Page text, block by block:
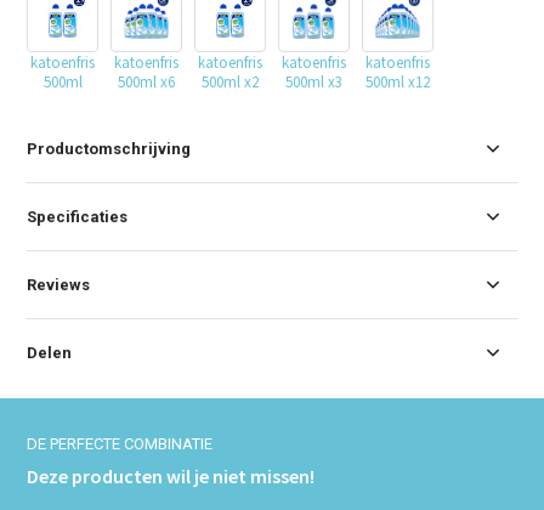
katoenfris
500ml
katoenfris
500ml x6
katoenfris
500ml x2
katoenfris
500ml x3
katoenfris
500ml x12
Productomschrijving
Specificaties
Reviews
Delen
DE PERFECTE COMBINATIE
Deze producten wil je niet missen!